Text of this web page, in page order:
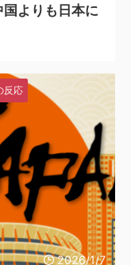
よりも日本に
2026/1/7
反応